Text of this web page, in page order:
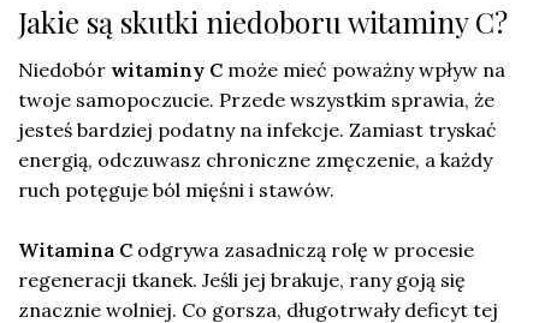
Jakie są skutki niedoboru witaminy C?
Niedobór witaminy C może mieć poważny wpływ na
twoje samopoczucie. Przede wszystkim sprawia, że
jesteś bardziej podatny na infekcje. Zamiast tryskać
energią, odczuwasz chroniczne zmęczenie, a każdy
ruch potęguje ból mięśni i stawów.
Witamina C odgrywa zasadniczą rolę w procesie
regeneracji tkanek. Jeśli jej brakuje, rany goją się
znacznie wolniej. Co gorsza, długotrwały deficyt tej